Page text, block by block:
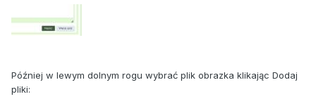
Później w lewym dolnym rogu wybrać plik obrazka klikając Dodaj
pliki: